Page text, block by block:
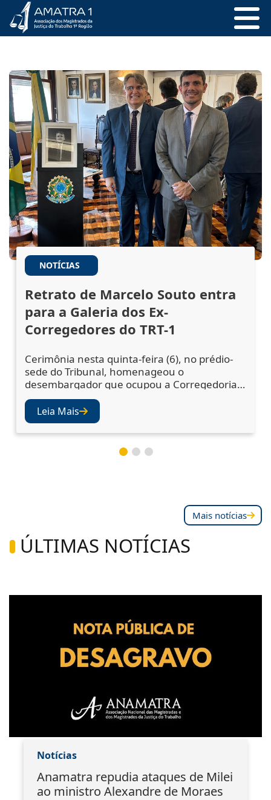
NOTÍCIAS
Retrato de Marcelo Souto entra
para a Galeria dos Ex-
Corregedores do TRT-1
Cerimônia nesta quinta-feira (6), no prédio-
sede do Tribunal, homenageou o
desembargador que ocupou a Corregedoria
Regional no biênio 2023/2025 A cerimônia de
descerramento do retrato do desembargador
Marcelo Augusto Souto de Oliveira,
corregedor regional no biênio 2023/2025,
ocorreu nesta quinta-feira (6), no Salão Nobre
do TRT-1. A solenidade confirmou a inclusão
Leia Mais
Mais notícias
ÚLTIMAS NOTÍCIAS
Notícias
Anamatra repudia ataques de Milei
ao ministro Alexandre de Moraes